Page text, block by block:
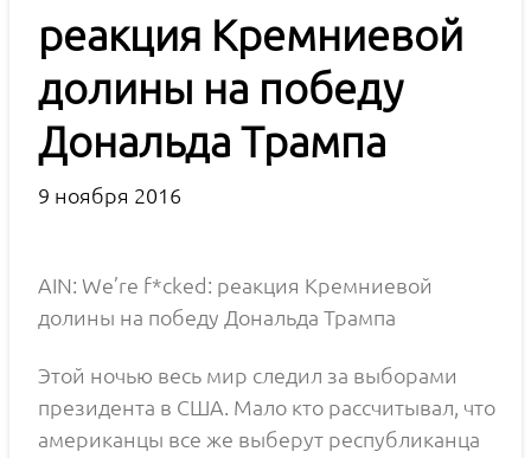
реакция Кремниевой
долины на победу
Дональда Трампа
9 ноября 2016
AIN: We’re f*cked: реакция Кремниевой
долины на победу Дональда Трампа
Этой ночью весь мир следил за выборами
президента в США. Мало кто рассчитывал, что
американцы все же выберут республиканца